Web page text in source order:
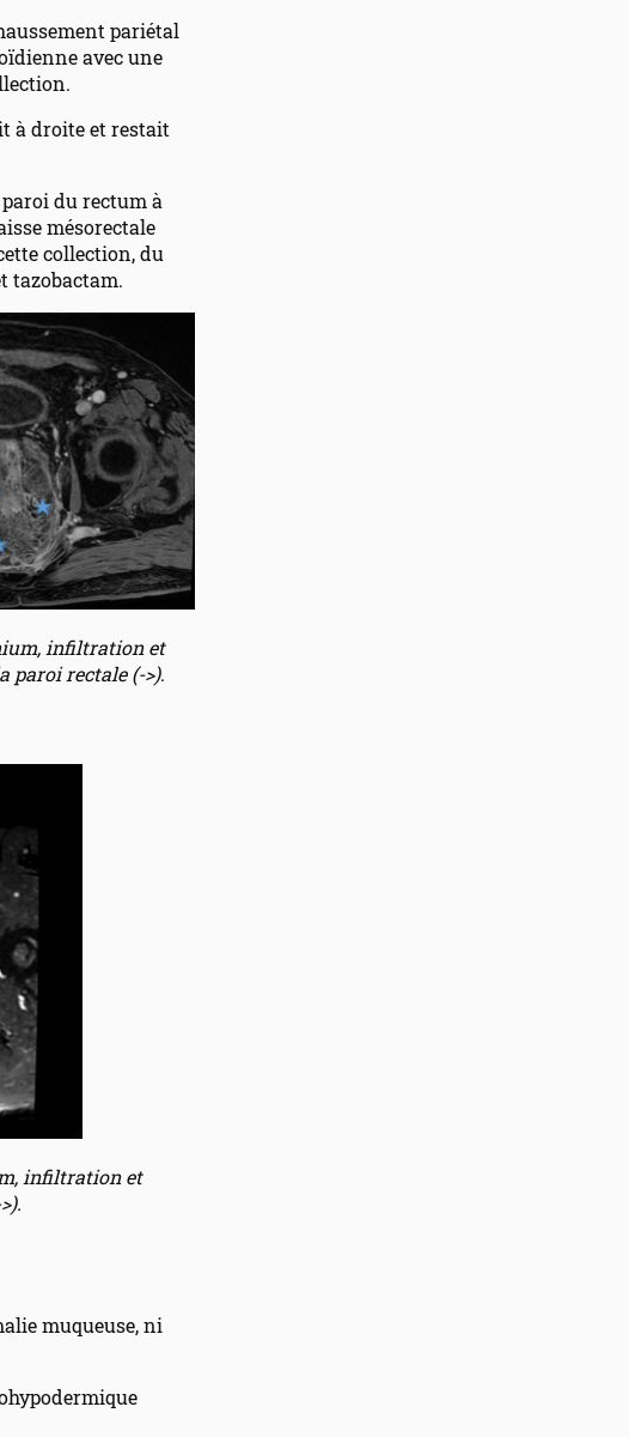
pariétal
avec une
à droite et restait
paroi du rectum à
mésorectale
collection, du
tazobactam.
infiltration et
paroi rectale (->).
infiltration et
muqueuse, ni